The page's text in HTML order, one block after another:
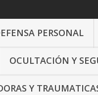
PERSONAL
OCULTACIÓN Y
Y